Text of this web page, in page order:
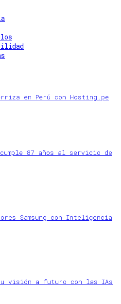
en Perú con Hosting.pe
87 años al servicio de
Samsung con Inteligencia
visión a futuro con las IAs